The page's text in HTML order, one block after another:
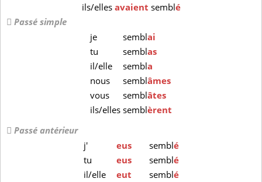
ils/elles avaient semblé
Passé simple
je
semblai
tu
semblas
il/elle
sembla
nous
semblâmes
vous
semblâtes
ils/ellessemblèrent
Passé antérieur
j'
eus semblé
tu
eus semblé
il/elle
eut semblé